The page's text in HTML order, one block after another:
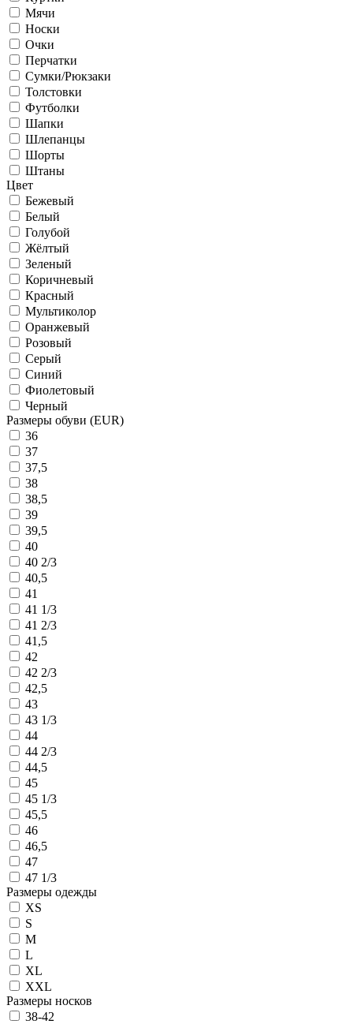
Мячи
Носки
Очки
Перчатки
Сумки/Рюкзаки
Толстовки
Футболки
Шапки
Шлепанцы
Шорты
Штаны
Цвет
Бежевый
Белый
Голубой
Жёлтый
Зеленый
Коричневый
Красный
Мультиколор
Оранжевый
Розовый
Серый
Синий
Фиолетовый
Черный
Размеры обуви (EUR)
36
37
37,5
38
38,5
39
39,5
40
40 2/3
40,5
41
41 1/3
41 2/3
41,5
42
42 2/3
42,5
43
43 1/3
44
44 2/3
44,5
45
45 1/3
45,5
46
46,5
47
47 1/3
Размеры одежды
XS
S
M
L
XL
XXL
Размеры носков
38-42